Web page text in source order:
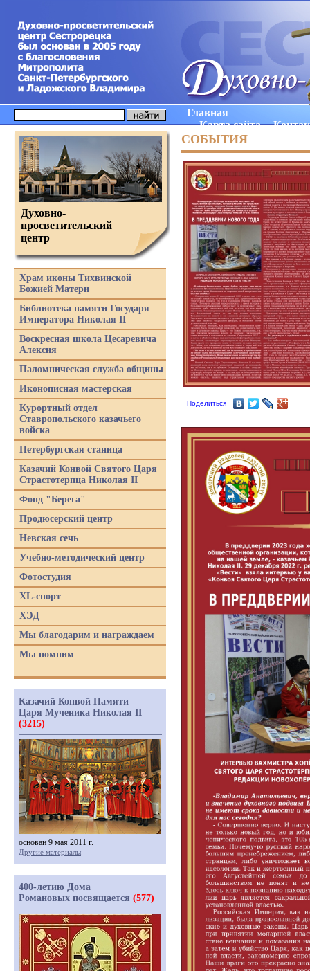
Главная
Карта сайта
СОБЫТИЯ
Поделиться
Духовно-
просветительский
центр
Храм иконы Тихвинской
Божией Матери
Библиотека памяти Государя
Императора Николая II
Воскресная школа Цесаревича
Алексия
Паломническая служба общины
Иконописная мастерская
Курортный отдел
Ставропольского казачьего
войска
Петербургская станица
Казачий Конвой Святого Царя
Страстотерпца Николая II
Фонд "Берега"
Продюсерский центр
Невская сечь
Учебно-методический центр
Фотостудия
XL-спорт
ХЭД
Мы благодарим и награждаем
Мы помним
Казачий Конвой Памяти
Царя Мученика Николая II
(3215)
основан 9 мая 2011 г.
Другие материалы
400-летию Дома
Романовых посвящается (577)